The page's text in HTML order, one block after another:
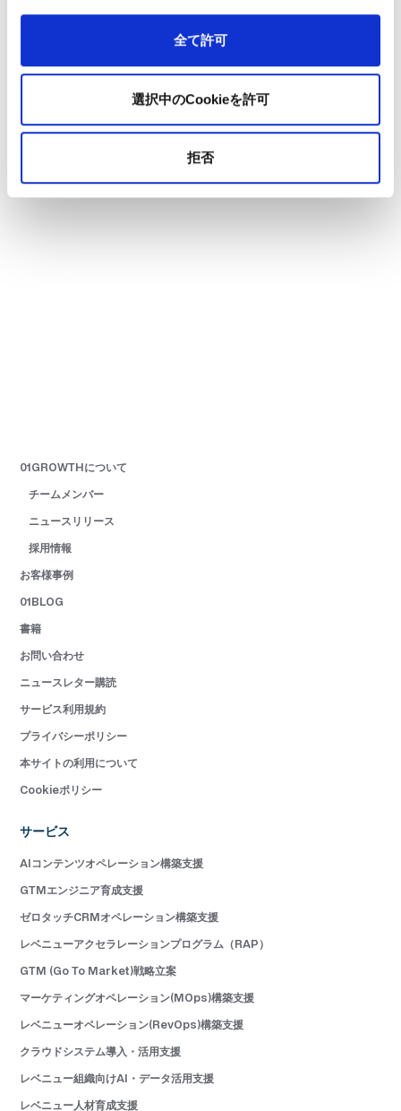
全て許可
選択中のCookieを許可
拒否
01GROWTHについて
チームメンバー
ニュースリリース
採用情報
お客様事例
01BLOG
書籍
お問い合わせ
ニュースレター購読
サービス利用規約
プライバシーポリシー
本サイトの利用について
Cookieポリシー
サービス
AIコンテンツオペレーション構築支援
GTMエンジニア育成支援
ゼロタッチCRMオペレーション構築支援
レベニューアクセラレーションプログラム（RAP）
GTM (Go To Market)戦略立案
マーケティングオペレーション(MOps)構築支援
レベニューオペレーション(RevOps)構築支援
クラウドシステム導入・活用支援
レベニュー組織向けAI・データ活用支援
レベニュー人材育成支援